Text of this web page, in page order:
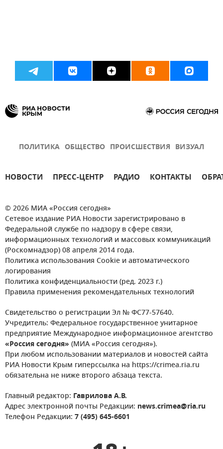
ПОЛИТИКА ОБЩЕСТВО ПРОИСШЕСТВИЯ ВИЗУАЛ
НОВОСТИ ПРЕСС-ЦЕНТР РАДИО КОНТАКТЫ
© 2026 МИА «Россия сегодня»
Сетевое издание РИА Новости зарегистрировано в
Федеральной службе по надзору в сфере связи,
информационных технологий и массовых коммуникаций
(Роскомнадзор) 08 апреля 2014 года.
Политика использования Cookie и автоматического
логирования
Политика конфиденциальности (ред. 2023 г.)
Правила применения рекомендательных технологий
Свидетельство о регистрации Эл № ФС77-57640.
Учредитель: Федеральное государственное унитарное
предприятие Международное информационное агентство
«Россия сегодня» (МИА «Россия сегодня»).
При любом использовании материалов и новостей сайта
РИА Новости Крым гиперссылка на https://crimea.ria.ru
обязательна не ниже второго абзаца текста.
Главный редактор: Гаврилова А.В.
Адрес электронной почты Редакции: news.crimea@ria.ru
Телефон Редакции: 7 (495) 645-6601